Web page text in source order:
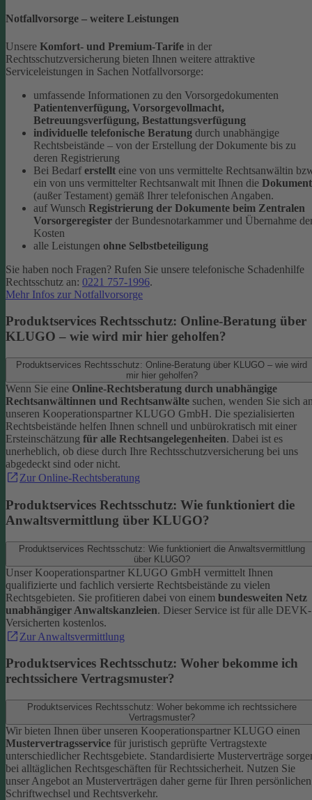
Notfallvorsorge – weitere Leistungen
Unsere Komfort- und Premium-Tarife in der
Rechtsschutzversicherung bieten Ihnen weitere attraktive
Serviceleistungen in Sachen Notfallvorsorge:
umfassende Informationen zu den Vorsorgedokumenten
Patientenverfügung, Vorsorgevollmacht,
Betreuungsverfügung, Bestattungsverfügung
individuelle telefonische Beratung durch unabhängige
Rechtsbeistände – von der Erstellung der Dokumente bis zu
deren Registrierung
Bei Bedarf erstellt eine von uns vermittelte Rechtsanwältin
ein von uns vermittelter Rechtsanwalt mit Ihnen die
(außer Testament) gemäß Ihrer telefonischen Angaben.
auf Wunsch Registrierung der Dokumente beim Zentralen
Vorsorgeregister der Bundesnotarkammer und Übernahme
Kosten
alle Leistungen ohne Selbstbeteiligung
Sie haben noch Fragen? Rufen Sie unsere telefonische Schadenhilfe
Rechtsschutz an: 0221 757-1996.
Mehr Infos zur Notfallvorsorge
Produktservices Rechtsschutz: Online-Beratung über
KLUGO – wie wird mir hier geholfen?
Produktservices Rechtsschutz: Online-Beratung über KLUGO – wie wird
mir hier geholfen?
Wenn Sie eine Online-Rechtsberatung durch unabhängige
Rechtsanwältinnen und Rechtsanwälte suchen, wenden Sie sich
unseren Kooperationspartner KLUGO GmbH. Die spezialisierten
Rechtsbeistände helfen Ihnen schnell und unbürokratisch mit einer
Ersteinschätzung für alle Rechtsangelegenheiten. Dabei ist es
unerheblich, ob diese durch Ihre Rechtsschutzversicherung bei uns
abgedeckt sind oder nicht.
Zur Online-Rechtsberatung
Produktservices Rechtsschutz: Wie funktioniert die
Anwaltsvermittlung über KLUGO?
Produktservices Rechtsschutz: Wie funktioniert die Anwaltsvermittlung
über KLUGO?
Unser Kooperationspartner KLUGO GmbH vermittelt Ihnen
qualifizierte und fachlich versierte Rechtsbeistände zu vielen
Rechtsgebieten. Sie profitieren dabei von einem bundesweiten Netz
unabhängiger Anwaltskanzleien. Dieser Service ist für alle DEVK-
Versicherten kostenlos.
Zur Anwaltsvermittlung
Produktservices Rechtsschutz: Woher bekomme ich
rechtssichere Vertragsmuster?
Produktservices Rechtsschutz: Woher bekomme ich rechtssichere
Vertragsmuster?
Wir bieten Ihnen über unseren Kooperationspartner KLUGO einen
Mustervertragsservice für juristisch geprüfte Vertragstexte
unterschiedlicher Rechtsgebiete. Standardisierte Musterverträge
bei alltäglichen Rechtsgeschäften für Rechtssicherheit. Nutzen Sie
unser Angebot an Musterverträgen daher gerne für Ihren persönlichen
Schriftwechsel und Rechtsverkehr.